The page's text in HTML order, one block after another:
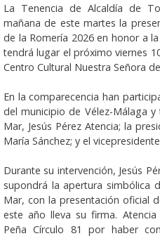
La Tenencia de Alcaldía de
mañana de este martes la
de la Romería 2026 en honor a
tendrá lugar el próximo viernes
Centro Cultural Nuestra Señora
En la comparecencia han
del municipio de Vélez-Málaga
Mar, Jesús Pérez Atencia; la
María Sánchez; y el
Durante su intervención, Jesús
supondrá la apertura simbólica
Mar, con la presentación oficial
este año lleva su firma.
Peña Círculo 81 por haber